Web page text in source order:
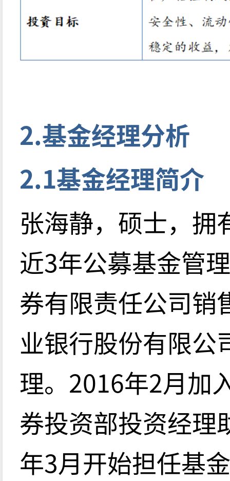
2.基金经理分析
2.1基金经理简介
张海静，硕士，拥
近3年公募基金管
券有限责任公司销
业银行股份有限公
理。2016年2月加
券投资部投资经理
年3月开始担任基